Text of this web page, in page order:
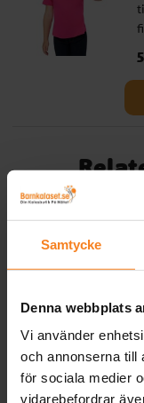
Samtycke
Denna webbplats
Vi använder
och annonserna till
för sociala medier
vidarebefordrar